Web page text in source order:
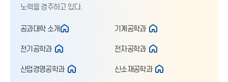
노력을 경주하고 있다.
공과대학 소개 기계공학과
전기공학과 전자공학과
산업경영공학과 신소재공학과